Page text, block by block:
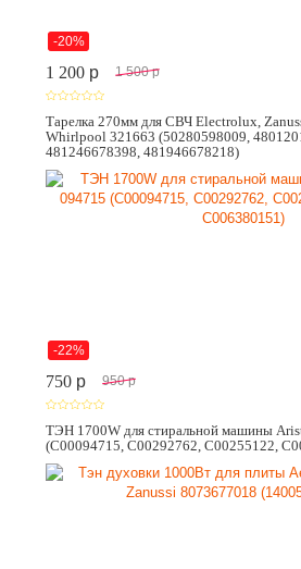
-20%
1 200 p 1 500 p
Тарелка 270мм для СВЧ Electrolux,
Whirlpool 321663 (50280598009,
481246678398, 481946678218)
-22%
750 p 950 p
ТЭН 1700W для стиральной машины
(C00094715, C00292762, C00255122,